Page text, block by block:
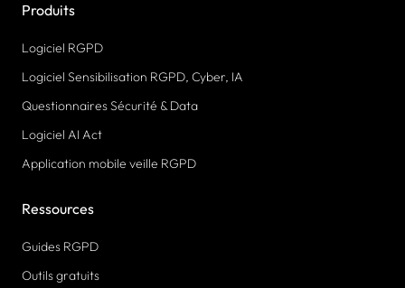
Produits
Logiciel RGPD
Logiciel Sensibilisation RGPD, Cyber, IA
Questionnaires Sécurité & Data
Logiciel AI Act
Application mobile veille RGPD
Ressources
Guides RGPD
Outils gratuits